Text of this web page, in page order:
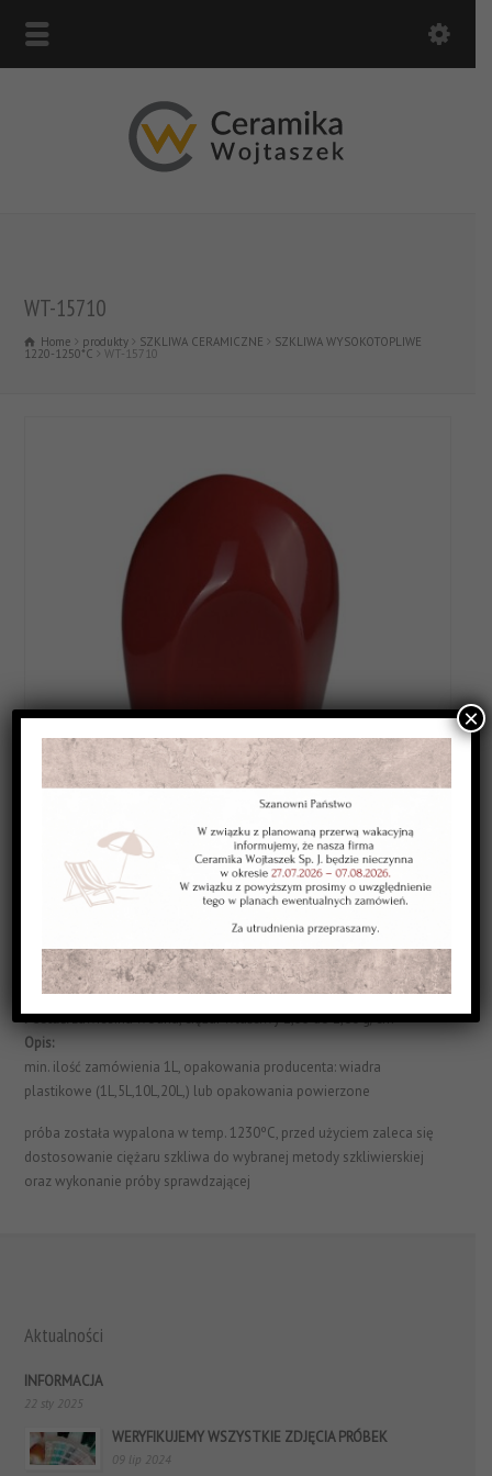
WT-15710
Home produkty SZKLIWA CERAMICZNE SZKLIWA WYSOKOTOPLIWE
1220-1250*C WT-15710
Category: SZKLIWA WYSOKOTOPLIWE 1220-1250*C
Kolor:burgundowe jasne
Typ:kryjące
Struktura Powierzchni:błyszczące i jednorodne
Postać:zawiesina wodna, ciężar właściwy 1,55 do 1,60 g/cm³
Opis:
min. ilość zamówienia 1L, opakowania producenta: wiadra
plastikowe (1L,5L,10L,20L,) lub opakowania powierzone
próba została wypalona w temp. 1230ºC, przed użyciem zaleca się
dostosowanie ciężaru szkliwa do wybranej metody szkliwierskiej
oraz wykonanie próby sprawdzającej
Aktualności
INFORMACJA
22 sty 2025
WERYFIKUJEMY WSZYSTKIE ZDJĘCIA PRÓBEK
09 lip 2024
×